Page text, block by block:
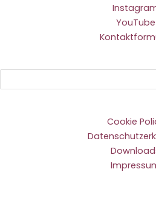
YouTube
Cookie